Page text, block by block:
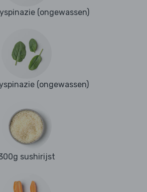
(ongewassen)
(ongewassen)
sushirijst